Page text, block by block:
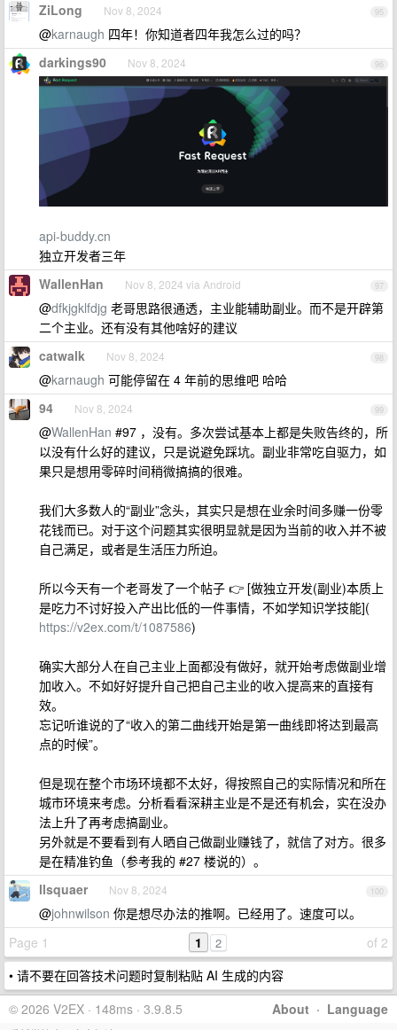
95
ZiLong Nov 8, 2024
@karnaugh 四年！你知道者四年我怎么过的吗？
96
darkings90 Nov 8, 2024
api-buddy.cn
独立开发者三年
97
WallenHan Nov 8, 2024 via Android
@dfkjgklfdjg 老哥思路很通透，主业能辅助副业。而不是开辟第
二个主业。还有没有其他啥好的建议
98
catwalk Nov 8, 2024
@karnaugh 可能停留在 4 年前的思维吧 哈哈
99
94 Nov 8, 2024
@WallenHan #97 ，没有。多次尝试基本上都是失败告终的，所
以没有什么好的建议，只是说避免踩坑。副业非常吃自驱力，如
果只是想用零碎时间稍微搞搞的很难。
我们大多数人的“副业”念头，其实只是想在业余时间多赚一份零
花钱而已。对于这个问题其实很明显就是因为当前的收入并不被
自己满足，或者是生活压力所迫。
所以今天有一个老哥发了一个帖子 👉 [做独立开发(副业)本质上
是吃力不讨好投入产出比低的一件事情，不如学知识学技能](
https://v2ex.com/t/1087586)
确实大部分人在自己主业上面都没有做好，就开始考虑做副业增
加收入。不如好好提升自己把自己主业的收入提高来的直接有
效。
忘记听谁说的了“收入的第二曲线开始是第一曲线即将达到最高
点的时候”。
但是现在整个市场环境都不太好，得按照自己的实际情况和所在
城市环境来考虑。分析看看深耕主业是不是还有机会，实在没办
法上升了再考虑搞副业。
另外就是不要看到有人晒自己做副业赚钱了，就信了对方。很多
是在精准钓鱼（参考我的 #27 楼说的）。
100
llsquaer Nov 8, 2024
@johnwilson 你是想尽办法的推啊。已经用了。速度可以。
Page 1
of 2
1 2
• 请不要在回答技术问题时复制粘贴 AI 生成的内容
About · Language
© 2026 V2EX · 148ms · 3.9.8.5